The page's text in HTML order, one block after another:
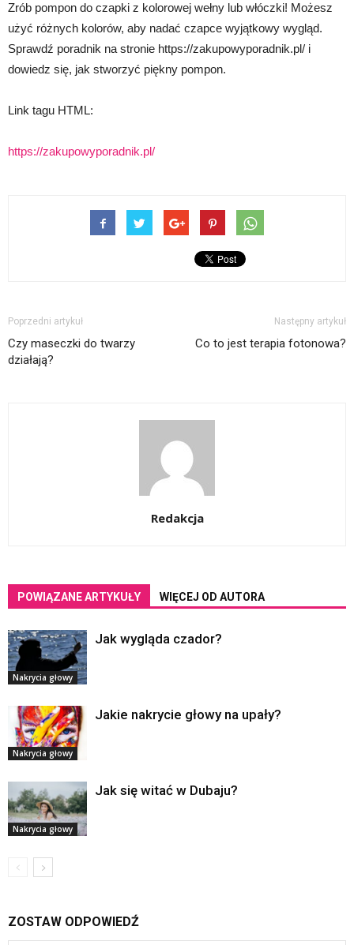
Zrób pompon do czapki z kolorowej wełny lub włóczki! Możesz
użyć różnych kolorów, aby nadać czapce wyjątkowy wygląd.
Sprawdź poradnik na stronie https://zakupowyporadnik.pl/ i
dowiedz się, jak stworzyć piękny pompon.
Link tagu HTML:
https://zakupowyporadnik.pl/
Poprzedni artykuł
Czy maseczki do twarzy
działają?
Następny artykuł
Co to jest terapia fotonowa?
Redakcja
POWIĄZANE ARTYKUŁY WIĘCEJ OD AUTORA
Nakrycia głowy
Jak wygląda czador?
Nakrycia głowy
Jakie nakrycie głowy na upały?
Nakrycia głowy
Jak się witać w Dubaju?
ZOSTAW ODPOWIEDŹ